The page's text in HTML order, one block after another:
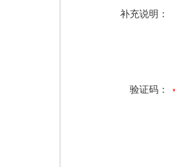
补充说明：
验证码：